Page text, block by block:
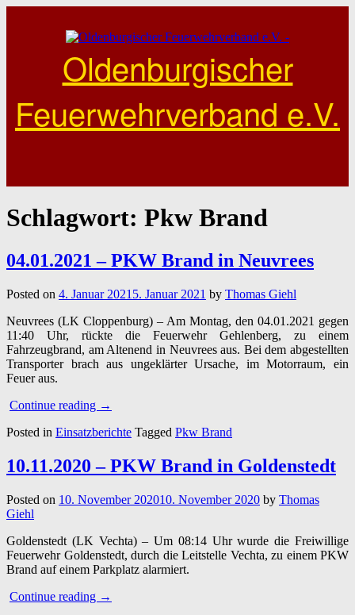
Oldenburgischer
Feuerwehrverband e.V.
Schlagwort: Pkw Brand
04.01.2021 – PKW Brand in Neuvrees
Posted on 4. Januar 2021 5. Januar 2021 by Thomas Giehl
Neuvrees (LK Cloppenburg) – Am Montag, den 04.01.2021 gegen
11:40 Uhr, rückte die Feuerwehr Gehlenberg, zu einem
Fahrzeugbrand, am Altenend in Neuvrees aus. Bei dem abgestellten
Transporter brach aus ungeklärter Ursache, im Motorraum, ein
Feuer aus.
Continue reading “04.01.2021
PKW
Neuvrees”
→
Posted in Einsatzberichte Tagged Pkw Brand
10.11.2020 – PKW Brand in Goldenstedt
Posted on 10. November 202010. November 2020 by Thomas
Giehl
Goldenstedt (LK Vechta) – Um 08:14 Uhr wurde die Freiwillige
Feuerwehr Goldenstedt, durch die Leitstelle Vechta, zu einem PKW
Brand auf einem Parkplatz alarmiert.
Continue reading “10.11.2020
→